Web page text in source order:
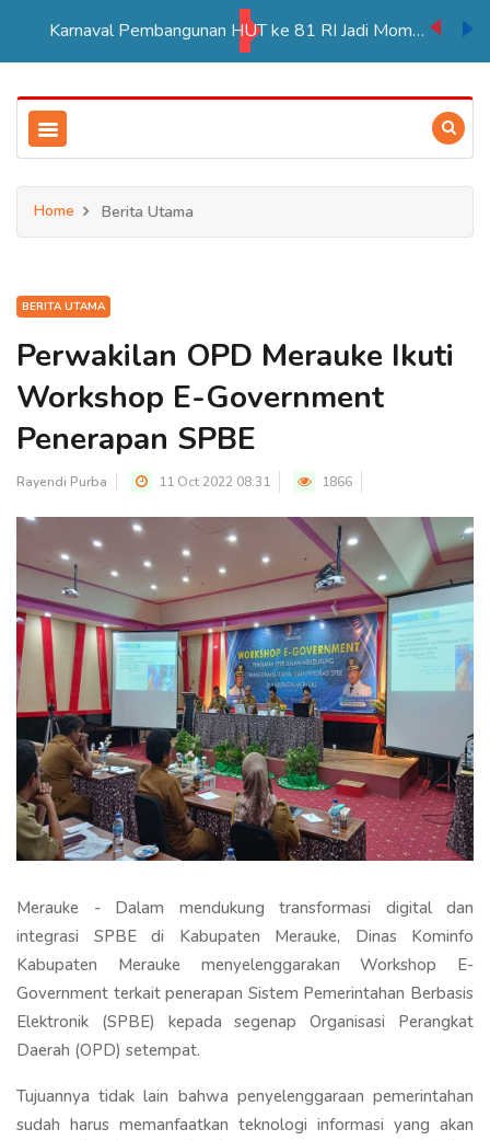
Karnaval Pembangunan HUT ke 81 RI Jadi Momentum Perkuat Persatuan di Merauke
Home Berita Utama
BERITA UTAMA
Perwakilan OPD Merauke Ikuti
Workshop E-Government
Penerapan SPBE
Rayendi Purba 11 Oct 2022 08:31 1866
Merauke - Dalam mendukung transformasi digital dan
integrasi SPBE di Kabupaten Merauke, Dinas Kominfo
Kabupaten Merauke menyelenggarakan Workshop E-
Government terkait penerapan Sistem Pemerintahan Berbasis
Elektronik (SPBE) kepada segenap Organisasi Perangkat
Daerah (OPD) setempat.
Tujuannya tidak lain bahwa penyelenggaraan pemerintahan
sudah harus memanfaatkan teknologi informasi yang akan